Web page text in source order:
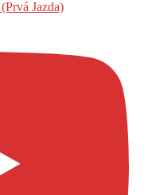
Jazda)